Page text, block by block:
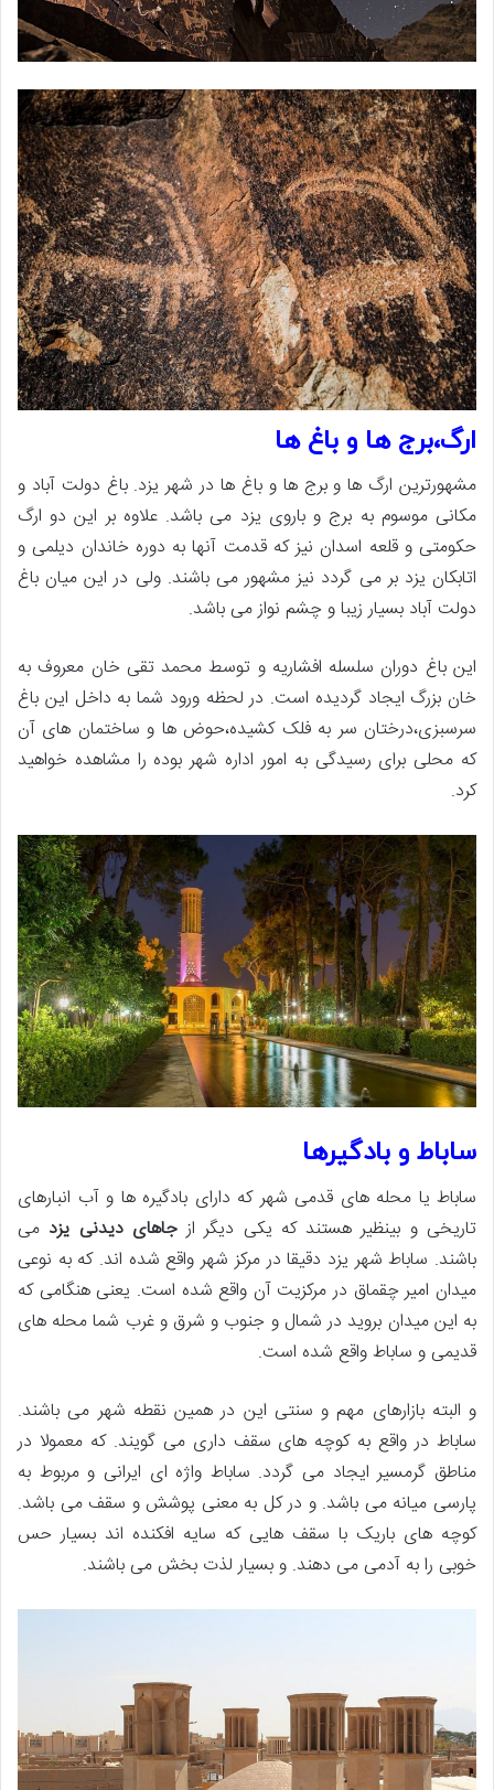
ارگ،برج ها و باغ ها
مشهورترین ارگ ها و برج ها و باغ ها در شهر یزد. باغ دولت آباد و
مکانی موسوم به برج و باروی یزد می باشد. علاوه بر این دو ارگ
حکومتی و قلعه اسدان نیز که قدمت آنها به دوره خاندان دیلمی و
اتابکان یزد بر می گردد نیز مشهور می باشند. ولی در این میان باغ
دولت آباد بسیار زیبا و چشم نواز می باشد.
این باغ دوران سلسله افشاریه و توسط محمد تقی خان معروف به
خان بزرگ ایجاد گردیده است. در لحظه ورود شما به داخل این باغ
سرسبزی،درختان سر به فلک کشیده،حوض ها و ساختمان های آن
که محلی برای رسیدگی به امور اداره شهر بوده را مشاهده خواهید
کرد.
ساباط و بادگیرها
ساباط یا محله های قدمی شهر که دارای بادگیره ها و آب انبارهای
تاریخی و بینظیر هستند که یکی دیگر ازجاهای دیدنی یزد می
باشند. ساباط شهر یزد دقیقا در مرکز شهر واقع شده اند. که به نوعی
میدان امیر چقماق در مرکزیت آن واقع شده است. یعنی هنگامی که
به این میدان بروید در شمال و جنوب و شرق و غرب شما محله های
قدیمی و ساباط واقع شده است.
و البته بازارهای مهم و سنتی این در همین نقطه شهر می باشند.
ساباط در واقع به کوچه های سقف داری می گویند. که معمولا در
مناطق گرمسیر ایجاد می گردد. ساباط واژه ای ایرانی و مربوط به
پارسی میانه می باشد. و در کل به معنی پوشش و سقف می باشد.
کوچه های باریک با سقف هایی که سایه افکنده اند بسیار حس
خوبی را به آدمی می دهند. و بسیار لذت بخش می باشند.